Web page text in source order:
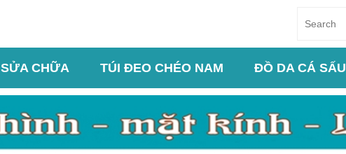
SỬA CHỮA TÚI ĐEO CHÉO NAM ĐỒ DA CÁ SẤU